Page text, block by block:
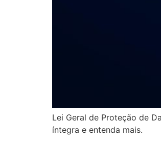
Lei Geral de Proteção de
íntegra e entenda mais.